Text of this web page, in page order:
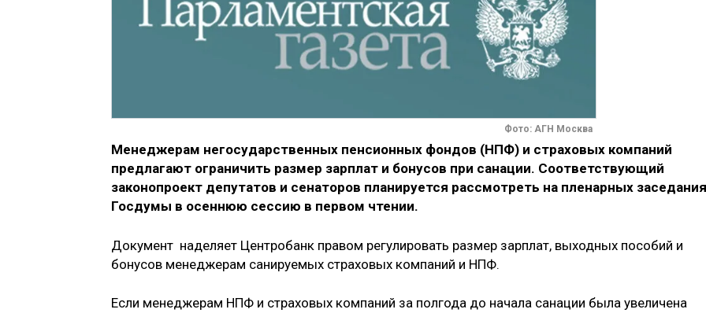
Фото: АГН Москва
Менеджерам негосударственных пенсионных фондов (НПФ) и страховых компаний
предлагают ограничить размер зарплат и бонусов при санации. Соответствующий
законопроект депутатов и сенаторов планируется рассмотреть на пленарных
Госдумы в осеннюю сессию в первом чтении.
Документ наделяет Центробанк правом регулировать размер зарплат, выходных пособий и
бонусов менеджерам санируемых страховых компаний и НПФ.
Если менеджерам НПФ и страховых компаний за полгода до начала санации была увеличена